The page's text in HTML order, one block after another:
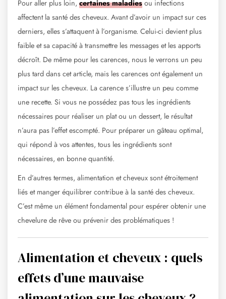
Pour aller plus loin, certaines maladies ou infections
affectent la santé des cheveux. Avant d’avoir un impact sur ces
derniers, elles s’attaquent à l’organisme. Celui-ci devient plus
faible et sa capacité à transmettre les messages et les apports
décroît. De même pour les carences, nous le verrons un peu
plus tard dans cet article, mais les carences ont également un
impact sur les cheveux. La carence s’illustre un peu comme
une recette. Si vous ne possédez pas tous les ingrédients
nécessaires pour réaliser un plat ou un dessert, le résultat
n’aura pas l’effet escompté. Pour préparer un gâteau optimal,
qui répond à vos attentes, tous les ingrédients sont
nécessaires, en bonne quantité.
En d’autres termes, alimentation et cheveux sont étroitement
liés et manger équilibrer contribue à la santé des cheveux.
C’est même un élément fondamental pour espérer obtenir une
chevelure de rêve ou prévenir des problématiques !
Alimentation et cheveux : quels
effets d’une mauvaise